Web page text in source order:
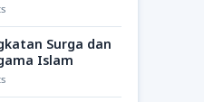
Surga dan
Islam